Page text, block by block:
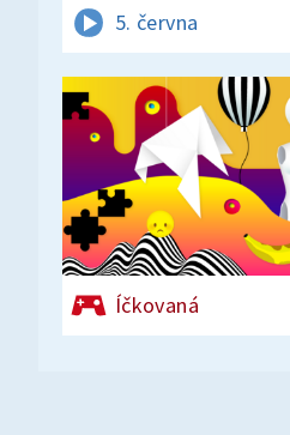
5. června
Íčkovaná